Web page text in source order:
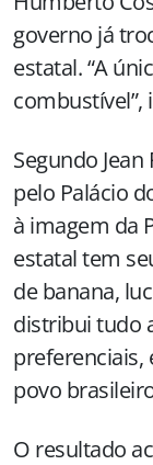
governo já
estatal. “A
combustível”,
Segundo
pelo Palácio
à imagem da
estatal tem
de banana,
distribui tudo
preferenciais,
povo
O resultado